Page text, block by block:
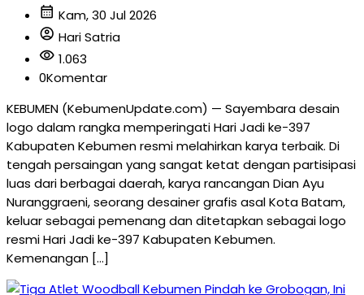
calendar_month Kam, 30 Jul 2026
account_circle Hari Satria
visibility 1.063
0Komentar
KEBUMEN (KebumenUpdate.com) — Sayembara desain
logo dalam rangka memperingati Hari Jadi ke-397
Kabupaten Kebumen resmi melahirkan karya terbaik. Di
tengah persaingan yang sangat ketat dengan partisipasi
luas dari berbagai daerah, karya rancangan Dian Ayu
Nuranggraeni, seorang desainer grafis asal Kota Batam,
keluar sebagai pemenang dan ditetapkan sebagai logo
resmi Hari Jadi ke-397 Kabupaten Kebumen.
Kemenangan […]